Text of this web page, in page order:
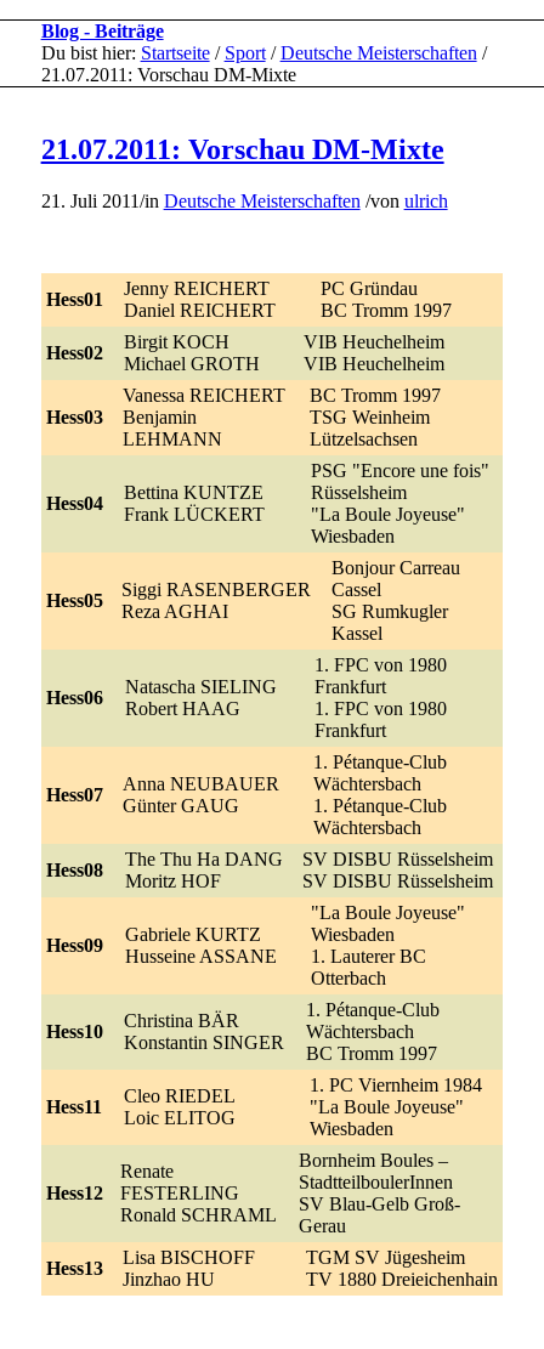
Blog - Beiträge
Du bist hier: Startseite / Sport / Deutsche Meisterschaften /
21.07.2011: Vorschau DM-Mixte
21.07.2011: Vorschau DM-Mixte
21. Juli 2011/in Deutsche Meisterschaften /von ulrich
Hess01
Jenny REICHERT
Daniel REICHERT
PC Gründau
BC Tromm 1997
Hess02
Birgit KOCH
Michael GROTH
VIB Heuchelheim
VIB Heuchelheim
Hess03
Vanessa REICHERT
Benjamin
LEHMANN
BC Tromm 1997
TSG Weinheim
Lützelsachsen
Hess04
Bettina KUNTZE
Frank LÜCKERT
PSG "Encore une fois"
Rüsselsheim
"La Boule Joyeuse"
Wiesbaden
Hess05
Siggi RASENBERGER
Reza AGHAI
Bonjour Carreau
Cassel
SG Rumkugler
Kassel
Hess06
Natascha SIELING
Robert HAAG
1. FPC von 1980
Frankfurt
1. FPC von 1980
Frankfurt
Hess07
Anna NEUBAUER
Günter GAUG
1. Pétanque-Club
Wächtersbach
1. Pétanque-Club
Wächtersbach
Hess08
The Thu Ha DANG
Moritz HOF
SV DISBU Rüsselsheim
SV DISBU Rüsselsheim
Hess09
Gabriele KURTZ
Husseine ASSANE
"La Boule Joyeuse"
Wiesbaden
1. Lauterer BC
Otterbach
Hess10
Christina BÄR
Konstantin SINGER
1. Pétanque-Club
Wächtersbach
BC Tromm 1997
Hess11
Cleo RIEDEL
Loic ELITOG
1. PC Viernheim 1984
"La Boule Joyeuse"
Wiesbaden
Hess12
Renate
FESTERLING
Ronald SCHRAML
Bornheim Boules –
StadtteilboulerInnen
SV Blau-Gelb Groß-
Gerau
Hess13
Lisa BISCHOFF
Jinzhao HU
TGM SV Jügesheim
TV 1880 Dreieichenhain